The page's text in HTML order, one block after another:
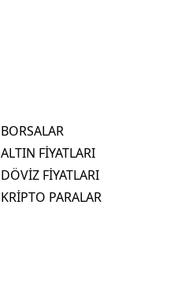
BORSALAR
ALTIN FİYATLARI
DÖVİZ FİYATLARI
KRİPTO PARALAR